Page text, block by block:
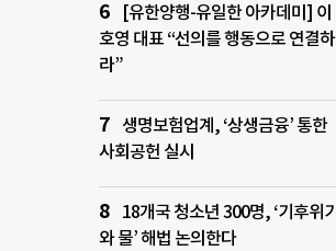
[유한양행-유일한 아카데미] 이
호영 대표 “선의를 행동으로 연결하
라”
생명보험업계, ‘상생금융’ 통한
사회공헌 실시
18개국 청소년 300명, ‘기후위기
와 물’ 해법 논의한다